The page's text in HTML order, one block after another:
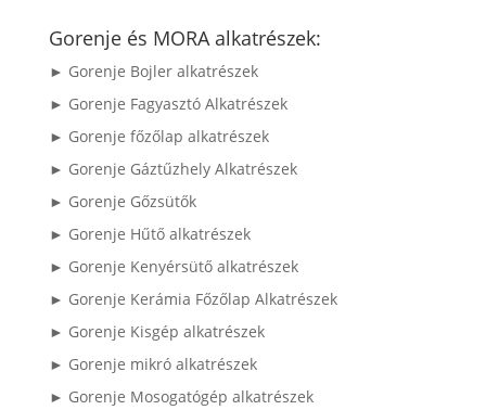
következőre:
Gorenje és MORA alkatrészek:
► Gorenje Bojler alkatrészek
► Gorenje Fagyasztó Alkatrészek
► Gorenje főzőlap alkatrészek
► Gorenje Gáztűzhely Alkatrészek
► Gorenje Gőzsütők
► Gorenje Hűtő alkatrészek
► Gorenje Kenyérsütő alkatrészek
► Gorenje Kerámia Főzőlap Alkatrészek
► Gorenje Kisgép alkatrészek
► Gorenje mikró alkatrészek
► Gorenje Mosogatógép alkatrészek